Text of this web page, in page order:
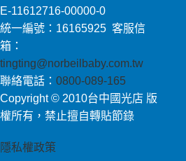
E-11612716-00000-0
統一編號：16165925 客服信
箱：
tingting@norbeilbaby.com.tw
聯絡電話： 0800-089-165
Copyright © 2010台中國光店 版
權所有，禁止擅自轉貼節錄
隱私權政策